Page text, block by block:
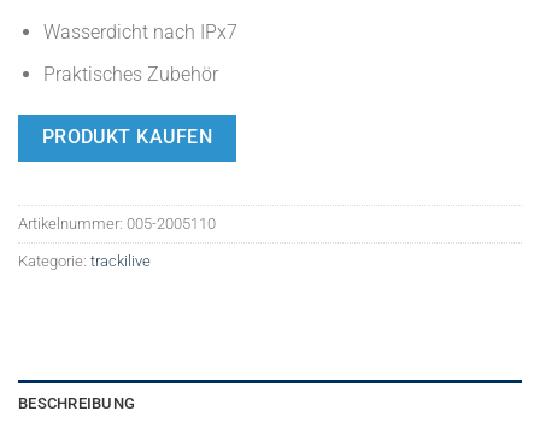
Wasserdicht nach IPx7
Praktisches Zubehör
PRODUKT KAUFEN
Artikelnummer: 005-2005110
Kategorie: trackilive
BESCHREIBUNG